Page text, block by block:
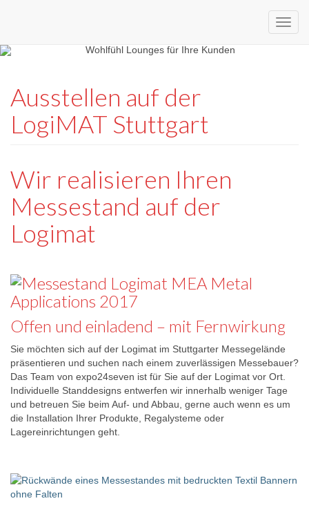
expo24seven
eventware
Ausstellen auf der
LogiMAT Stuttgart
Wir realisieren Ihren
Messestand auf der
Logimat
Offen und einladend – mit Fernwirkung
Sie möchten sich auf der Logimat im Stuttgarter Messegelände
präsentieren und suchen nach einem zuverlässigen Messebauer?
Das Team von expo24seven ist für Sie auf der Logimat vor Ort.
Individuelle Standdesigns entwerfen wir innerhalb weniger Tage
und betreuen Sie beim Auf- und Abbau, gerne auch wenn es um
die Installation Ihrer Produkte, Regalysteme oder
Lagereinrichtungen geht.